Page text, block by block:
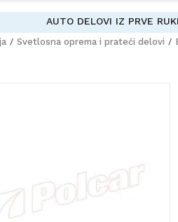
AUTO DELOVI IZ PRVE
Svetlosna oprema i prateći delovi